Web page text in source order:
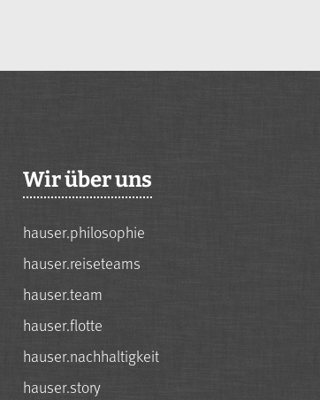
Wir über uns
hauser.philosophie
hauser.reiseteams
hauser.team
hauser.flotte
hauser.nachhaltigkeit
hauser.story